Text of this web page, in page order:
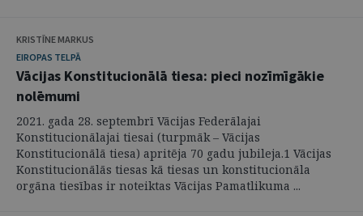
KRISTĪNE MARKUS
EIROPAS TELPĀ
Vācijas Konstitucionālā tiesa: pieci nozīmīgākie
nolēmumi
2021. gada 28. septembrī Vācijas Federālajai
Konstitucionālajai tiesai (turpmāk – Vācijas
Konstitucionālā tiesa) apritēja 70 gadu jubileja.1 Vācijas
Konstitucionālās tiesas kā tiesas un konstitucionāla
orgāna tiesības ir noteiktas Vācijas Pamatlikuma ...